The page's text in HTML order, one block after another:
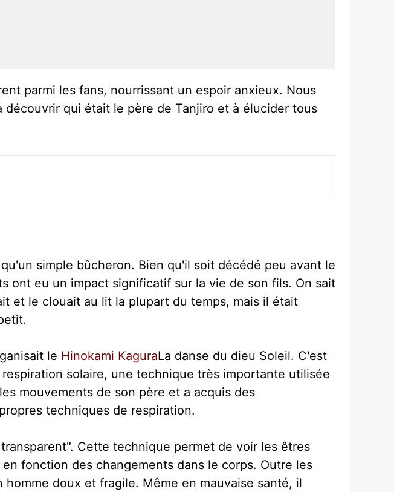
parmi les fans, nourrissant un espoir anxieux. Nous
qui était le père de Tanjiro et à élucider tous
simple bûcheron. Bien qu'il soit décédé peu avant le
ont eu un impact significatif sur la vie de son fils. On sait
et le clouait au lit la plupart du temps, mais il était
le Hinokami KaguraLa danse du dieu Soleil. C'est
solaire, une technique très importante utilisée
mouvements de son père et a acquis des
techniques de respiration.
Cette technique permet de voir les êtres
fonction des changements dans le corps. Outre les
doux et fragile. Même en mauvaise santé, il